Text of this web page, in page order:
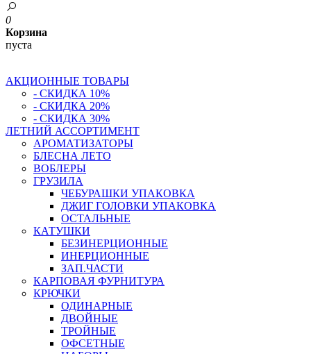
0
Корзина
пуста
АКЦИОННЫЕ ТОВАРЫ
- СКИДКА 10%
- СКИДКА 20%
- СКИДКА 30%
ЛЕТНИЙ АССОРТИМЕНТ
АРОМАТИЗАТОРЫ
БЛЕСНА ЛЕТО
ВОБЛЕРЫ
ГРУЗИЛА
ЧЕБУРАШКИ УПАКОВКА
ДЖИГ ГОЛОВКИ УПАКОВКА
ОСТАЛЬНЫЕ
КАТУШКИ
БЕЗИНЕРЦИОННЫЕ
ИНЕРЦИОННЫЕ
ЗАП.ЧАСТИ
КАРПОВАЯ ФУРНИТУРА
КРЮЧКИ
ОДИНАРНЫЕ
ДВОЙНЫЕ
ТРОЙНЫЕ
ОФСЕТНЫЕ